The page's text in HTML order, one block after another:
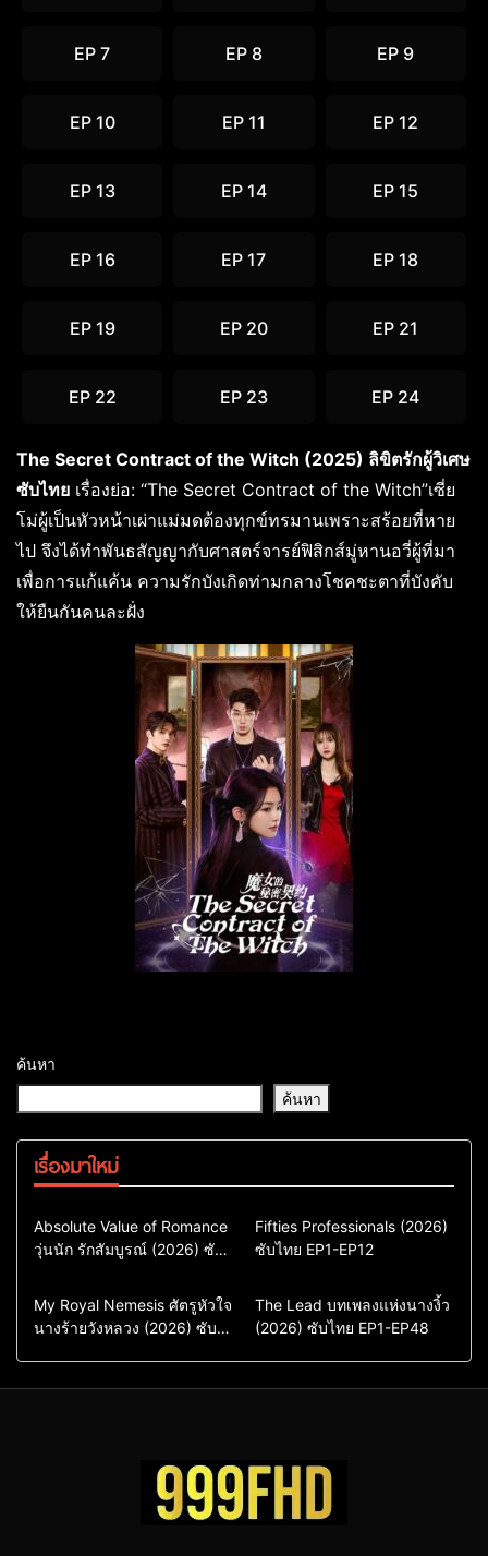
EP 7 EP 8 EP 9
EP 10 EP 11 EP 12
EP 13 EP 14 EP 15
EP 16 EP 17 EP 18
EP 19 EP 20 EP 21
EP 22 EP 23 EP 24
The Secret Contract of the Witch (2025) ลิขิตรักผู้วิเศษ
ซับไทย เรื่องย่อ: “The Secret Contract of the Witch”เซี่ย
โม่ผู้เป็นหัวหน้าเผ่าแม่มดต้องทุกข์ทรมานเพราะสร้อยที่หาย
ไป จึงได้ทำพันธสัญญากับศาสตร์จารย์ฟิสิกส์มู่หานอวี่ผู้ที่มา
เพื่อการแก้แค้น ความรักบังเกิดท่ามกลางโชคชะตาที่บังคับ
ให้ยืนกันคนละฝั่ง
ค้นหา
ค้นหา
เรื่องมาใหม่
Comedy
Drama
ซีรี่ย์เกาหลี
ซีรี่ย์เกาหลีพากย์ไทย
Absolute Value of Romance
วุ่นนัก รักสัมบูรณ์ (2026) ซับ
Action & Adventure
Comedy
Drama
ซีรี่ย์เกาหลีซับไทย
Fifties Professionals (2026)
ซับไทย EP1-EP12
Comedy
Drama
Sci-Fi & Fantasy
My Royal Nemesis ศัตรูหัวใจ
นางร้ายวังหลวง (2026) ซับ
Drama
ซีรี่ย์จีน
ซีรี่ย์จีนซับไทย
The Lead บทเพลงแห่งนางงิ้ว
(2026) ซับไทย EP1-EP48